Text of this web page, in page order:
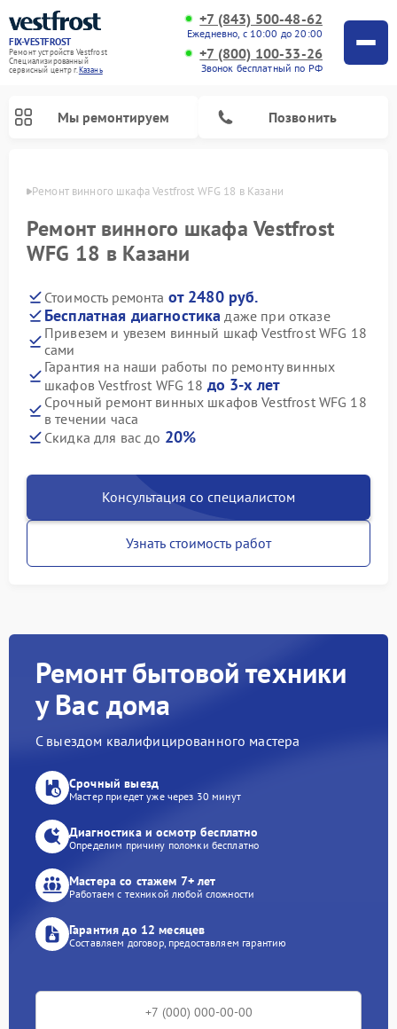
FIX-VESTFROST
Ремонт устройств Vestfrost
Специализированный
cервисный центр г.Казань
+7 (843) 500-48-62
Ежедневно, с 10:00 до 20:00
+7 (800) 100-33-26
Звонок бесплатный по РФ
Мы ремонтируем Позвонить
Ремонт винного шкафа Vestfrost WFG 18 в Казани
Ремонт винного шкафа Vestfrost
WFG 18 в Казани
Стоимость ремонта от 2480 руб.
Бесплатная диагностика даже при отказе
Привезем и увезем винный шкаф Vestfrost WFG 18
сами
Гарантия на наши работы по ремонту винных
шкафов Vestfrost WFG 18 до 3-х лет
Срочный ремонт винных шкафов Vestfrost WFG 18
в течении часа
Скидка для вас до 20%
Консультация со специалистом
Узнать стоимость работ
Ремонт бытовой техники
у Вас дома
С выездом квалифицированного мастера
Срочный выезд
Мастер приедет уже через 30 минут
Диагностика и осмотр бесплатно
Определим причину поломки бесплатно
Мастера со стажем 7+ лет
Работаем с техникой любой сложности
Гарантия до 12 месяцев
Составляем договор, предоставляем гарантию